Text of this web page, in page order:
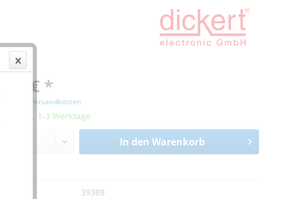
€ *
zzgl. Versandkosten
ca. 1-3 Werktage
In den Warenkorb
39389